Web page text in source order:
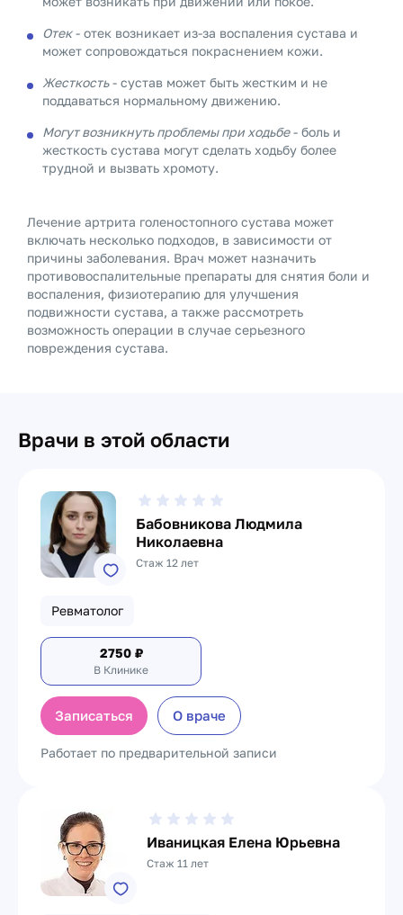
Отек- отек возникает из-за воспаления сустава и
может сопровождаться покраснением кожи.
Жесткость- сустав может быть жестким и не
поддаваться нормальному движению.
Могут возникнуть проблемы при ходьбе- боль и
жесткость сустава могут сделать ходьбу более
трудной и вызвать хромоту.
Лечение артрита голеностопного сустава может
включать несколько подходов, в зависимости от
причины заболевания. Врач может назначить
противовоспалительные препараты для снятия боли и
воспаления, физиотерапию для улучшения
подвижности сустава, а также рассмотреть
возможность операции в случае серьезного
повреждения сустава.
Врачи в этой области
Бабовникова Людмила
Николаевна
Стаж 12 лет
Ревматолог
2750₽
В Клинике
Записаться О враче
Работает по предварительной записи
Иваницкая Елена Юрьевна
Стаж 11 лет